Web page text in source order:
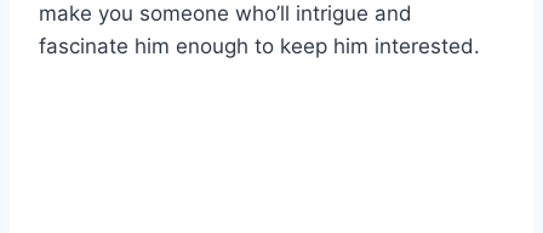
make you someone who’ll intrigue and
fascinate him enough to keep him interested.